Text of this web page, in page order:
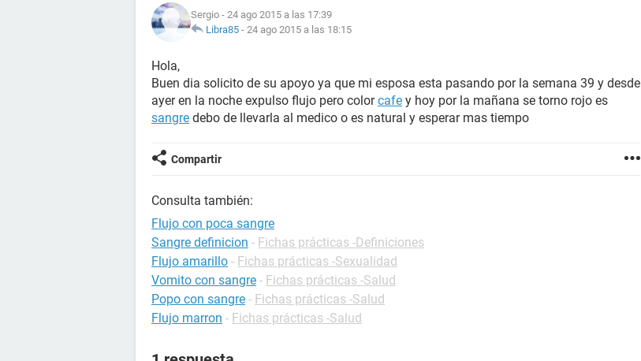
Sergio - 24 ago 2015 a las 17:39
Libra85 - 24 ago 2015 a las 18:15
Hola,
Buen dia solicito de su apoyo ya que mi esposa esta pasando por la semana 39 y desde
ayer en la noche expulso flujo pero colorcafe y hoy por la mañana se torno rojo es
sangre debo de llevarla al medico o es natural y esperar mas tiempo
Compartir
Consulta también:
Flujo con poca sangre
Sangre definicion - Fichas prácticas -Definiciones
Flujo amarillo - Fichas prácticas -Sexualidad
Vomito con sangre - Fichas prácticas -Salud
Popo con sangre - Fichas prácticas -Salud
Flujo marron - Fichas prácticas -Salud